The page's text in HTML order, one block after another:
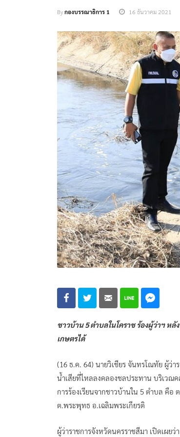
Byกองบรรณาธิการ 1 16 ธันวาคม 2021
ชาวบ้าน 5 ตำบลในโคราช ร้องผู้ว่าฯ ห
เกษตรได้
(16 ธ.ค. 64) นายวิเชียร จันทรโณทัย ผู้ว่
น้ำเสียที่ไหลลงคลองชลประทาน บริเวณ
การร้องเรียนจากชาวบ้านใน 5 ตำบล คือ
ต.พระพุทธ อ.เฉลิมพระเกียรติ
ผู้ว่าราชการจังหวัดนครราชสีมา เปิดเผย